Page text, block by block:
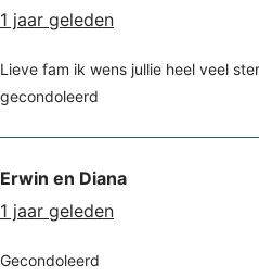
1 jaar geleden
Lieve fam ik wens jullie heel veel
gecondoleerd
Erwin en Diana
1 jaar geleden
Gecondoleerd